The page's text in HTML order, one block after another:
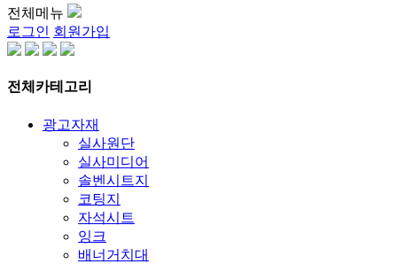
전체메뉴
로그인 회원가입
전체카테고리
광고자재
실사원단
실사미디어
솔벤시트지
코팅지
자석시트
잉크
배너거치대